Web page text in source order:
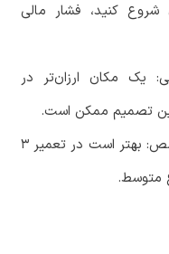
شروع کنید، فشار مالی
: یک مکان ارزانتر در
تصمیم ممکن است.
: بهتر است در تعمیر ۳
متوسط.